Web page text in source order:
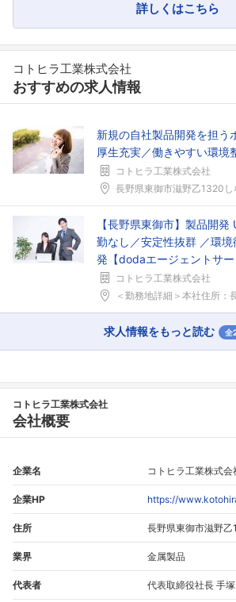
詳しくはこちら
コトヒラ工業株式会社
おすすめの求人情報
新規の自社製品開発を担う
厚生充実／働きやすい環境
コトヒラ工業株式会社
長野県東御市滋野乙1320しなの
【長野県東御市】製品開
勤なし／安定性抜群 ／環
発【dodaエージェントサー
コトヒラ工業株式会社
＜勤務地詳細＞本社住所：長野
求人情報をもっと読む 全
コトヒラ工業株式会社
会社概要
企業名 コトヒラ工業株式会
企業HP https://
住所 長野県東御市滋野
業界 金属製品
代表者 代表取締役社長 手